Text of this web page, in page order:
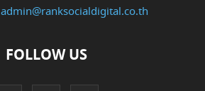
admin@ranksocialdigital.co.th
FOLLOW US